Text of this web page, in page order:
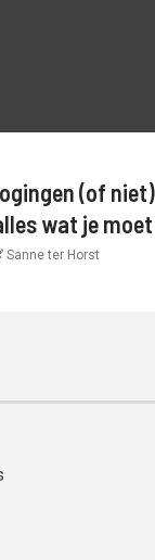
(of
wat je
Sanne ter Horst